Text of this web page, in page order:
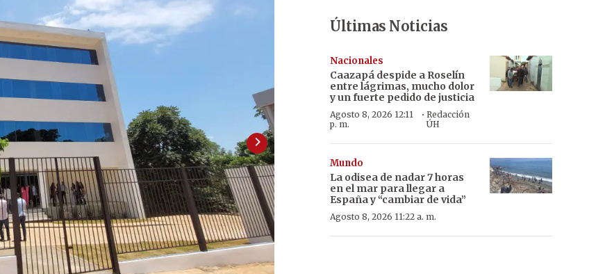
Últimas Noticias
Nacionales
Caazapá despide a Roselín
entre lágrimas, mucho dolor
y un fuerte pedido de justicia
Agosto 8, 2026 12:11
p. m.
· Redacción
ÚH
Mundo
La odisea de nadar 7 horas
en el mar para llegar a
España y “cambiar de vida”
Agosto 8, 2026 11:22 a. m.